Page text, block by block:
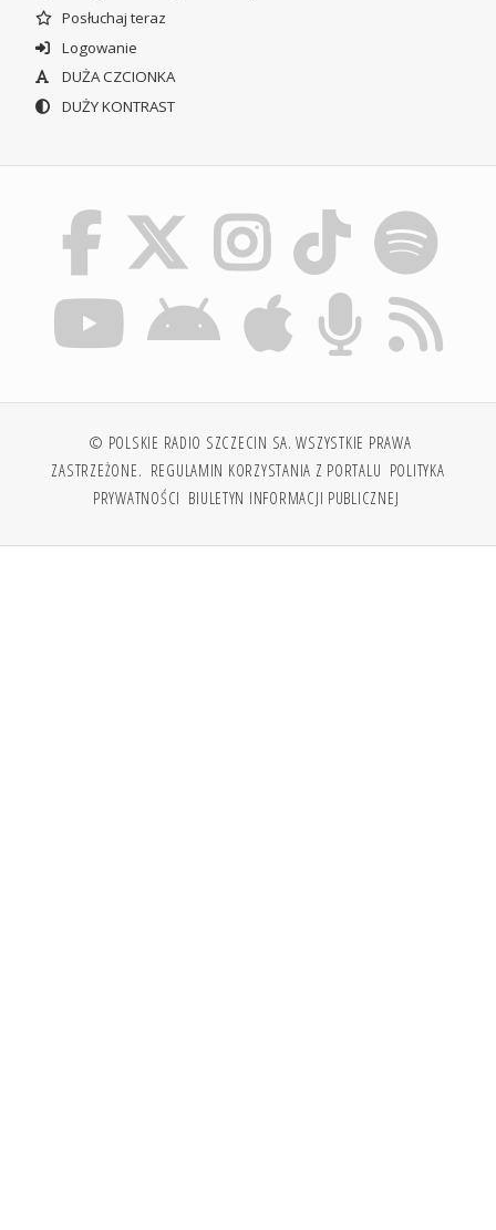
Posłuchaj teraz
Logowanie
DUŻA CZCIONKA
DUŻY KONTRAST
© POLSKIE RADIO SZCZECIN SA. WSZYSTKIE PRAWA
ZASTRZEŻONE. REGULAMIN KORZYSTANIA Z PORTALU POLITYKA
PRYWATNOŚCI BIULETYN INFORMACJI PUBLICZNEJ